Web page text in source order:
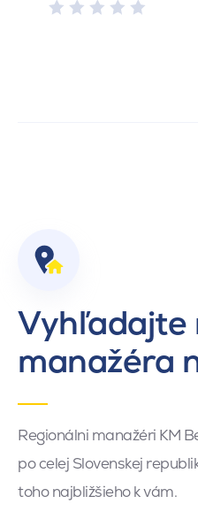
Vyhľadajte
manažéra
Regionálni manažéri KM
po celej Slovenskej
toho najbližšieho k vám.